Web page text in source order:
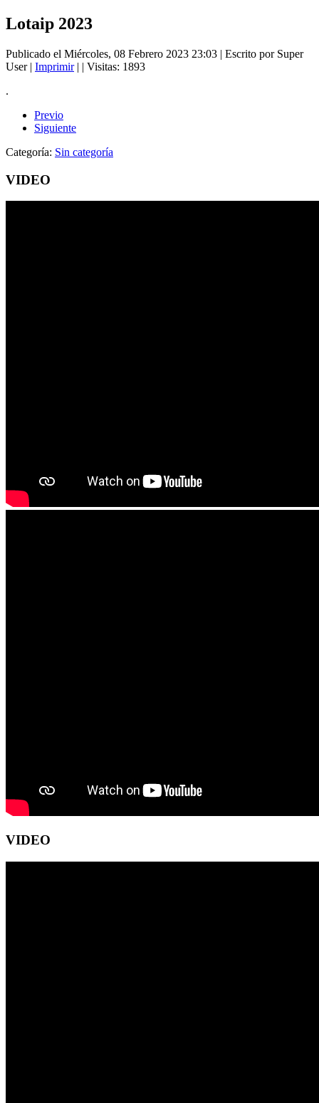
Lotaip 2023
Publicado el Miércoles, 08 Febrero 2023 23:03 | Escrito por Super
User| Imprimir| | Visitas: 1893
.
Previo
Siguiente
Categoría: Sin categoría
VIDEO
VIDEO